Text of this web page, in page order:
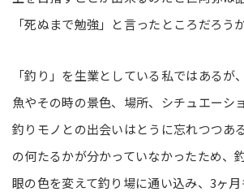
「死ぬまで勉強」と言ったところだろうか
「釣り」を生業としている私ではあるが
魚やその時の景色、場所、シチュエーシ
釣りモノとの出会いはとうに忘れつつあ
の何たるかが分かっていなかったため、
眼の色を変えて釣り場に通い込み、3ヶ